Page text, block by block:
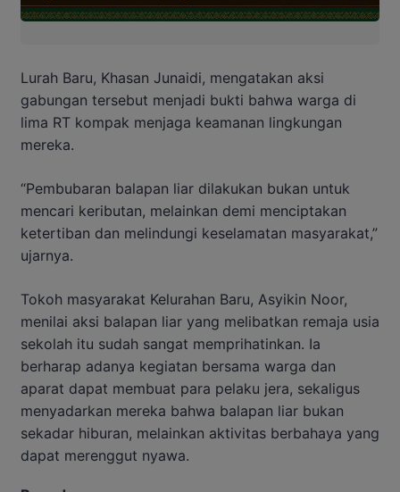
Lurah Baru, Khasan Junaidi, mengatakan aksi
gabungan tersebut menjadi bukti bahwa warga di
lima RT kompak menjaga keamanan lingkungan
mereka.
“Pembubaran balapan liar dilakukan bukan untuk
mencari keributan, melainkan demi menciptakan
ketertiban dan melindungi keselamatan masyarakat,”
ujarnya.
Tokoh masyarakat Kelurahan Baru, Asyikin Noor,
menilai aksi balapan liar yang melibatkan remaja usia
sekolah itu sudah sangat memprihatinkan. Ia
berharap adanya kegiatan bersama warga dan
aparat dapat membuat para pelaku jera, sekaligus
menyadarkan mereka bahwa balapan liar bukan
sekadar hiburan, melainkan aktivitas berbahaya yang
dapat merenggut nyawa.